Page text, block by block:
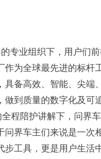
专业组织下，用户们
作为全球最先进的标杆
具备高效、智能、尖端
做到质量的数字化及可
全程陪护讲解下，问界
问界车主们来说是一次
步工具，更是用户生活